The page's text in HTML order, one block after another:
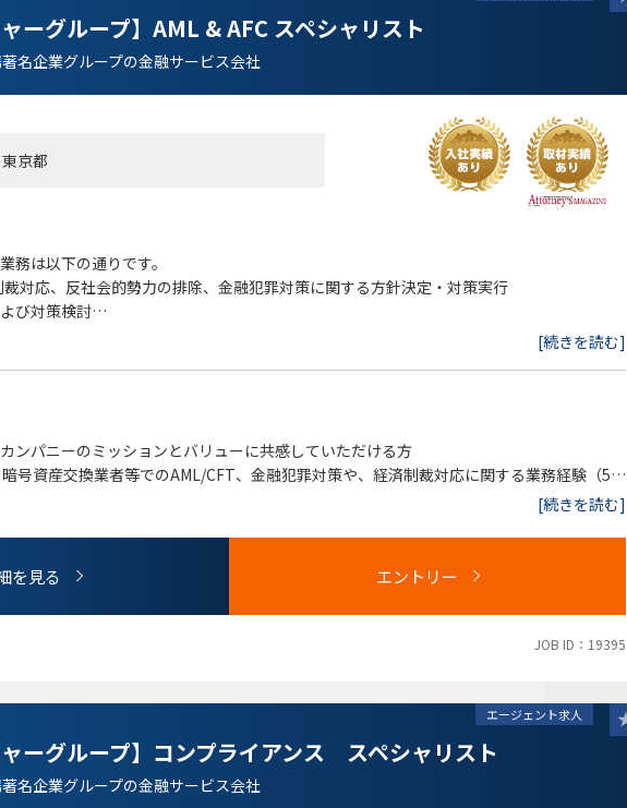
ャーグループ】AML & AFC スペシャリスト
名企業グループの金融サービス会社
東京都
務は以下の通りです。
裁対応、反社会的勢力の排除、金融犯罪対策に関する方針決定・対策実行
び対策検討
関する業務・システム要件定義
の変更
ける調査・対応方針決定・他部署との連携・報告
[続きを読む]
ンパニーのミッションとバリューに共感していただける方
号資産交換業者等でのAML/CFT、金融犯罪対策や、経済制裁対応に関する業務経験（5年
融ビジネスへの強い関心と理解
トアップでの業務経験
- B2)
[続きを読む]
を見る エントリー
JOB ID：19395
エージェント求人
ャーグループ】コンプライアンス スペシャリスト
名企業グループの金融サービス会社